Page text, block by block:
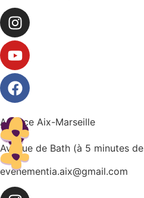
Agence Aix-Marseille
Avenue de Bath (à 5 minutes
evenementia.aix@gmail.com